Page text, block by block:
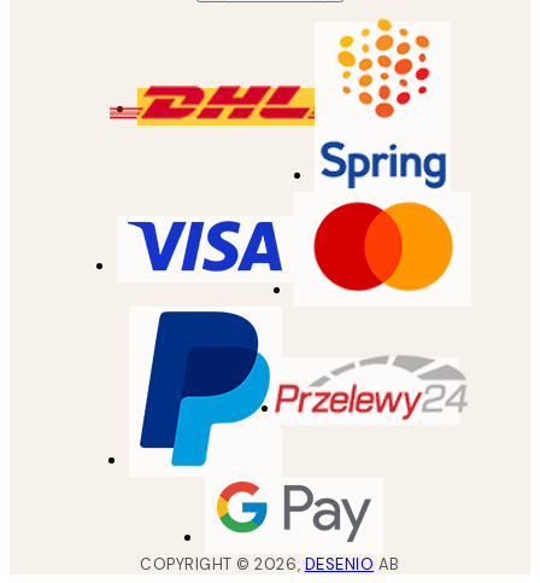
COPYRIGHT ©2026, DESENIO AB